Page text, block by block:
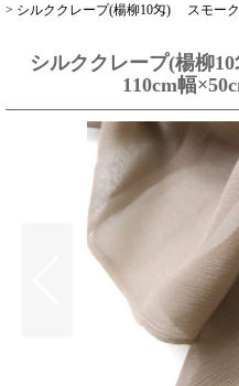
> シルククレープ(楊柳10匁) スモー
シルククレープ(楊柳
110cm幅